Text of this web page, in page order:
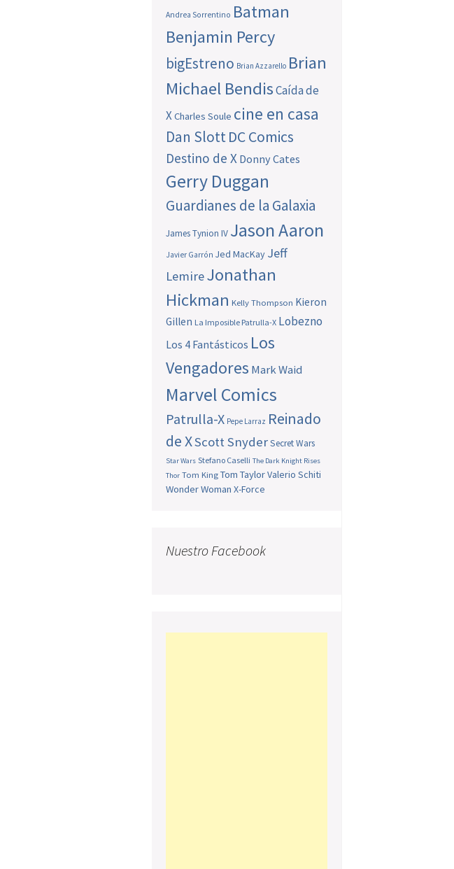
Andrea Sorrentino Batman
Benjamin Percy
bigEstreno Brian Azzarello Brian
Michael BendisCaída de
XCharles Soule cine en casa
Dan SlottDC Comics
Destino de X Donny Cates
Gerry Duggan
Guardianes de la Galaxia
James Tynion IV Jason Aaron
Javier Garrón Jed MacKay Jeff
LemireJonathan
Hickman Kelly Thompson Kieron
Gillen La Imposible Patrulla-X Lobezno
Los 4 Fantásticos Los
Vengadores Mark Waid
Marvel Comics
Patrulla-X Pepe Larraz Reinado
de XScott SnyderSecret Wars
Star Wars Stefano Caselli The Dark Knight Rises
Thor Tom King Tom TaylorValerio Schiti
Wonder Woman X-Force
Nuestro Facebook